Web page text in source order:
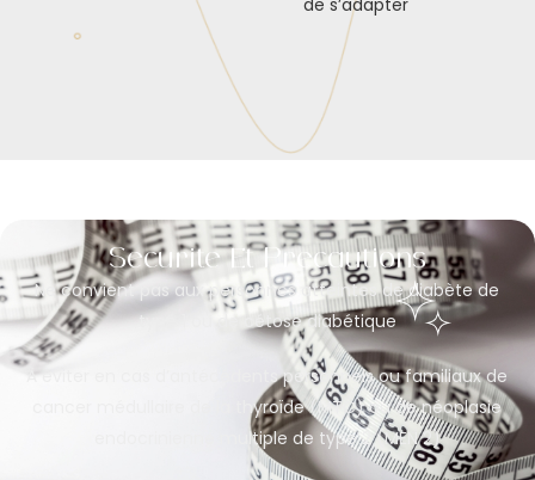
de s’adapter
Sécurité Et Précautions
Ne convient pas aux personnes atteintes de diabète de
type 1 ou de cétose diabétique
À éviter en cas d’antécédents personnels ou familiaux de
cancer médullaire de la thyroïde (MTC) ou de néoplasie
endocrinienne multiple de type 2 (MEN 2)